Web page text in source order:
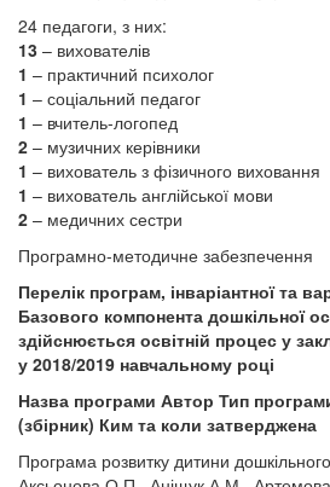
24 педагоги, з них:
13 – вихователів
1 – практичний психолог
1 – соціальний педагог
1 – вчитель-логопед
2 – музичних керівники
1 – вихователь з фізичного виховання
1 – вихователь англійської мови
2 – медичних сестри
Програмно-методичне забезпечення
Перелік програм, інваріантної та
Базового компонента дошкільної
здійснюється освітній процес у
у 2018/2019 навчальному році
Назва програми Автор Тип
(збірник) Ким та коли затверджена
Програма розвитку дитини